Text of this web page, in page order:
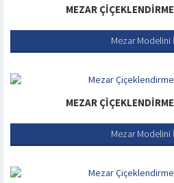
MEZAR
Mezar Modelini
MEZAR
Mezar Modelini